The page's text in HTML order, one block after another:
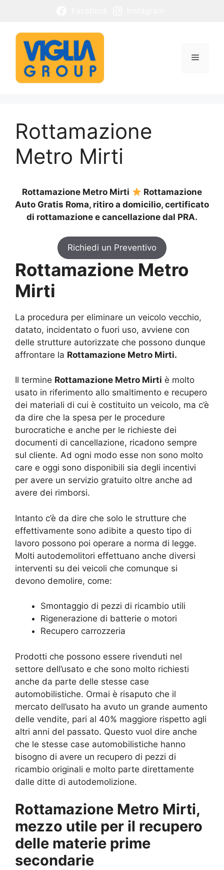
contenuto
Menu
Rottamazione
Metro Mirti
Rottamazione Metro Mirti
Rottamazione
Auto Gratis Roma, ritiro a domicilio, certificato
di rottamazione e cancellazione dal PRA.
Richiedi un Preventivo
Rottamazione Metro
Mirti
La procedura per eliminare un veicolo vecchio,
datato, incidentato o fuori uso, avviene con
delle strutture autorizzate che possono dunque
affrontare la Rottamazione Metro Mirti.
Il termine Rottamazione Metro Mirti è molto
usato in riferimento allo smaltimento e recupero
dei materiali di cui è costituito un veicolo, ma c’è
da dire che la spesa per le procedure
burocratiche e anche per le richieste dei
documenti di cancellazione, ricadono sempre
sul cliente. Ad ogni modo esse non sono molto
care e oggi sono disponibili sia degli incentivi
per avere un servizio gratuito oltre anche ad
avere dei rimborsi.
Intanto c’è da dire che solo le strutture che
effettivamente sono adibite a questo tipo di
lavoro possono poi operare a norma di legge.
Molti autodemolitori effettuano anche diversi
interventi su dei veicoli che comunque si
devono demolire, come:
Smontaggio di pezzi di ricambio utili
Rigenerazione di batterie o motori
Recupero carrozzeria
Prodotti che possono essere rivenduti nel
settore dell’usato e che sono molto richiesti
anche da parte delle stesse case
automobilistiche. Ormai è risaputo che il
mercato dell’usato ha avuto un grande aumento
delle vendite, pari al 40% maggiore rispetto agli
altri anni del passato. Questo vuol dire anche
che le stesse case automobilistiche hanno
bisogno di avere un recupero di pezzi di
ricambio originali e molto parte direttamente
dalle ditte di autodemolizione.
Rottamazione Metro Mirti,
mezzo utile per il recupero
delle materie prime
secondarie